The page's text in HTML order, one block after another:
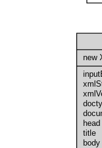
new
head
title
body